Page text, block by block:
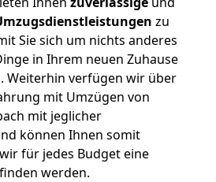
zu
Sie sich um nichts anderes
in Ihrem neuen Zuhause
Weiterhin verfügen wir über
mit Umzügen von
mit jeglicher
können Ihnen somit
für jedes Budget eine
werden.